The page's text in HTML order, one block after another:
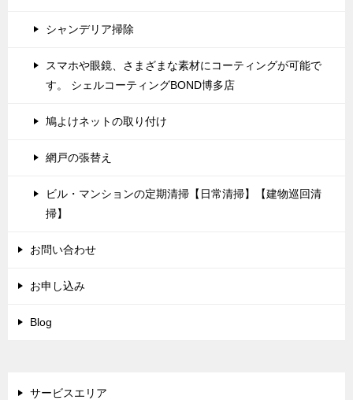
シャンデリア掃除
スマホや眼鏡、さまざまな素材にコーティングが可能で
す。 シェルコーティングBOND博多店
鳩よけネットの取り付け
網戸の張替え
ビル・マンションの定期清掃【日常清掃】【建物巡回清
掃】
お問い合わせ
お申し込み
Blog
サービスエリア